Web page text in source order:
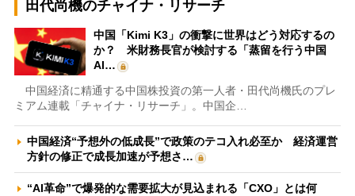
田代尚機のチャイナ・リサーチ
中国「Kimi K3」の衝撃に世界はどう対応するの
か？ 米財務長官が検討する「蒸留を行う中国
AI…
中国経済に精通する中国株投資の第一人者・田代尚機氏のプレ
ミアム連載「チャイナ・リサーチ」。中国企…
中国経済“予想外の低成長”で政策のテコ入れ必至か 経済運営
方針の修正で成長加速が予想さ…
“AI革命”で爆発的な需要拡大が見込まれる「CXO」とは何